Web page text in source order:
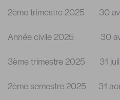
2ème trimestre 2025 30
Année civile 2025 30
3ème trimestre 2025 31
2ème semestre 2025 31